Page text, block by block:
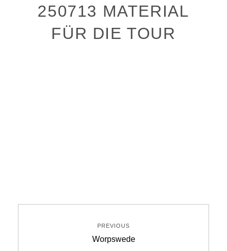
250713 MATERIAL
FÜR DIE TOUR
PREVIOUS
Previous
Worpswede